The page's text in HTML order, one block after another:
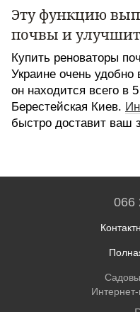
Эту функцию
почвы и
Купить реноваторы
Украине очень удобно
он находится всего в
Берестейская Киев.
быстро доставит ваш
066